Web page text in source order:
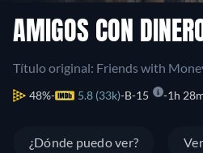
AMIGOS CON
Título original: Friends with
48% 5.8 (33k) B-15 1h
¿Dónde puedo ver?